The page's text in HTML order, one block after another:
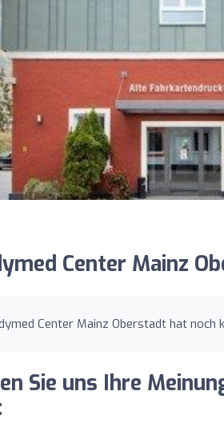
Center Mainz
Center Mainz Oberstadt hat noch
Sie uns Ihre